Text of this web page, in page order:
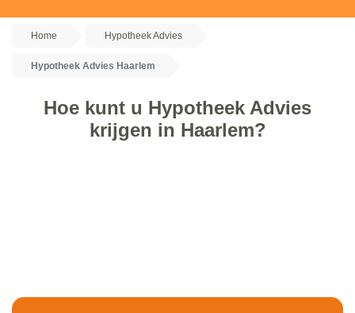
Home Hypotheek Advies
Hypotheek Advies Haarlem
Hoe kunt u Hypotheek Advies
krijgen in Haarlem?